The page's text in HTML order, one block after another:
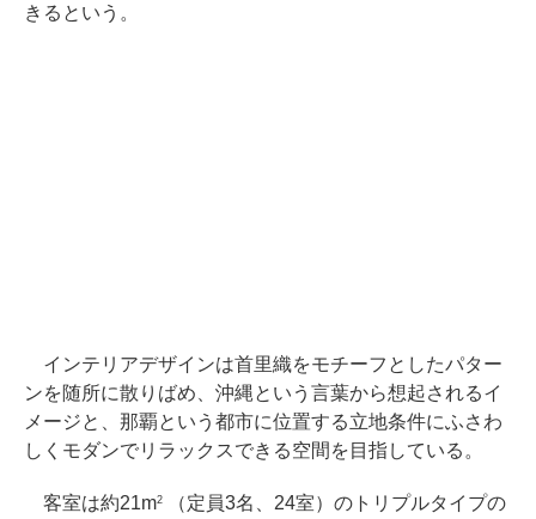
きるという。
インテリアデザインは首里織をモチーフとしたパター
ンを随所に散りばめ、沖縄という言葉から想起されるイ
メージと、那覇という都市に位置する立地条件にふさわ
しくモダンでリラックスできる空間を目指している。
客室は約21m2（定員3名、24室）のトリプルタイプの